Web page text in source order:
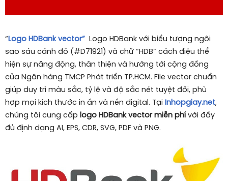
“Logo HDBank vector”
Logo HDBank với biểu tượng ngôi
sao sáu cánh đỏ (#D71921) và chữ “HDB” cách điệu thể
hiện sự năng động, thân thiện và hướng tới cộng đồng
của Ngân hàng TMCP Phát triển TP.HCM. File vector chuẩn
giúp duy trì màu sắc, tỷ lệ và độ sắc nét tuyệt đối, phù
hợp mọi kích thước in ấn và nền digital. Tại Inhopgiay.net,
chúng tôi cung cấp logo HDBank vector miễn phí với đầy
đủ định dạng AI, EPS, CDR, SVG, PDF và PNG.